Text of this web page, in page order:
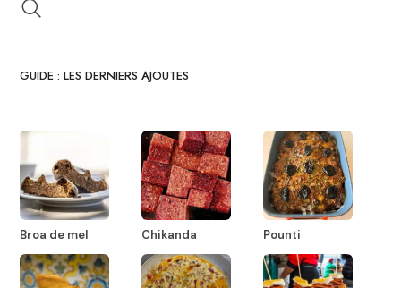
GUIDE : LES DERNIERS AJOUTES
Broa de mel Chikanda Pounti